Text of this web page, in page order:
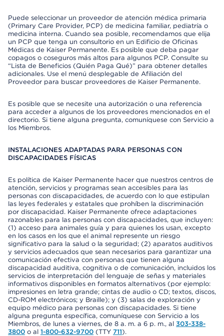
Puede seleccionar un proveedor de atención médica primaria
(Primary Care Provider, PCP) de medicina familiar, pediatría o
medicina interna. Cuando sea posible, recomendamos que elija
un PCP que tenga un consultorio en un Edificio de Oficinas
Médicas de Kaiser Permanente. Es posible que deba pagar
copagos o coseguros más altos para algunos PCP. Consulte su
“Lista de Beneficios (Quién Paga Qué)” para obtener detalles
adicionales. Use el menú desplegable de Afiliación del
Proveedor para buscar proveedores de Kaiser Permanente.
Es posible que se necesite una autorización o una referencia
para acceder a algunos de los proveedores mencionados en el
directorio. Si tiene alguna pregunta, comuníquese con Servicio a
los Miembros.
INSTALACIONES ADAPTADAS PARA PERSONAS CON
DISCAPACIDADES FÍSICAS
Es política de Kaiser Permanente hacer que nuestros centros de
atención, servicios y programas sean accesibles para las
personas con discapacidades, de acuerdo con lo que estipulan
las leyes federales y estatales que prohíben la discriminación
por discapacidad. Kaiser Permanente ofrece adaptaciones
razonables para las personas con discapacidades, que incluyen:
(1) acceso para animales guía y para quienes los usan, excepto
en los casos en los que el animal represente un riesgo
significativo para la salud o la seguridad; (2) aparatos auditivos
y servicios adecuados que sean necesarios para garantizar una
comunicación efectiva con personas que tienen alguna
discapacidad auditiva, cognitiva o de comunicación, incluidos los
servicios de interpretación del lenguaje de señas y materiales
informativos disponibles en formatos alternativos (por ejemplo:
impresiones en letra grande; cintas de audio o CD; textos, discos,
CD-ROM electrónicos; y Braille); y (3) salas de exploración y
equipo médico para personas con discapacidades. Si tiene
alguna pregunta específica, comuníquese con Servicio a los
Miembros, de lunes a viernes, de 8 a. m. a 6 p. m., al 303-338-
3800 o al 1-800-632-9700 (TTY 711).